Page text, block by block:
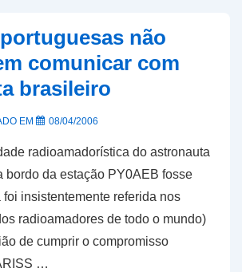
não
comunicar com
brasileiro
EM 08/04/2006
radioamadorística do astronauta
bordo da estação PY0AEB fosse
foi insistentemente referida nos
radioamadores de todo o mundo)
de cumprir o compromisso
…